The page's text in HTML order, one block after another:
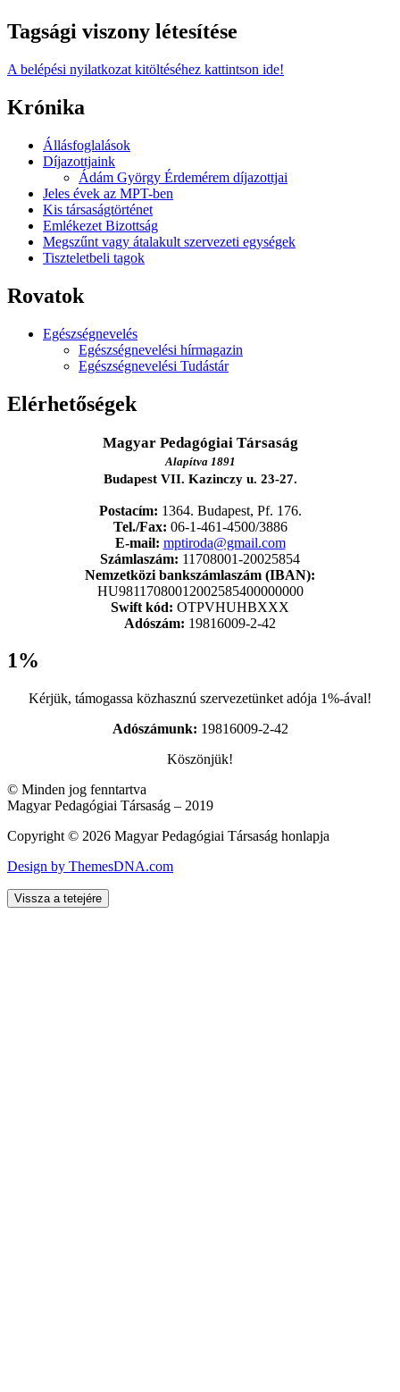
Tagsági viszony létesítése
A belépési nyilatkozat kitöltéséhez kattintson ide!
Krónika
Állásfoglalások
Díjazottjaink
Ádám György Érdemérem díjazottjai
Jeles évek az MPT-ben
Kis társaságtörténet
Emlékezet Bizottság
Megszűnt vagy átalakult szervezeti egységek
Tiszteletbeli tagok
Rovatok
Egészségnevelés
Egészségnevelési hírmagazin
Egészségnevelési Tudástár
Elérhetőségek
Magyar Pedagógiai Társaság
Alapítva 1891
Budapest VII. Kazinczy u. 23-27.
Postacím: 1364. Budapest, Pf. 176.
Tel./Fax: 06-1-461-4500/3886
E-mail: mptiroda@gmail.com
Számlaszám: 11708001-20025854
Nemzetközi bankszámlaszám (IBAN):
HU98117080012002585400000000
Swift kód: OTPVHUHBXXX
Adószám: 19816009-2-42
1%
Kérjük, támogassa közhasznú szervezetünket adója 1%-ával!
Adószámunk: 19816009-2-42
Köszönjük!
© Minden jog fenntartva
Magyar Pedagógiai Társaság – 2019
Copyright © 2026 Magyar Pedagógiai Társaság honlapja
Design by ThemesDNA.com
Vissza a tetejére